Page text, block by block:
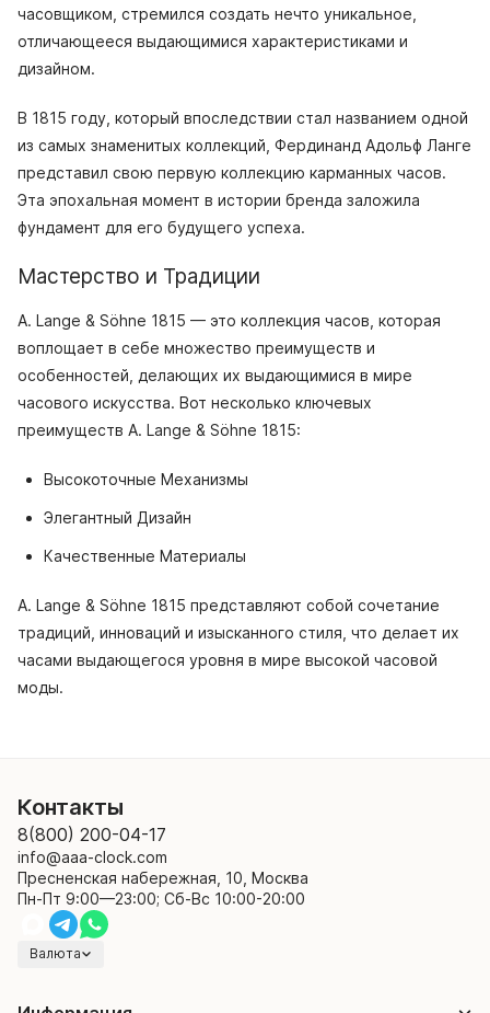
часовщиком, стремился создать нечто уникальное,
отличающееся выдающимися характеристиками и
дизайном.
В 1815 году, который впоследствии стал названием одной
из самых знаменитых коллекций, Фердинанд Адольф Ланге
представил свою первую коллекцию карманных часов.
Эта эпохальная момент в истории бренда заложила
фундамент для его будущего успеха.
Мастерство и Традиции
A. Lange & Söhne 1815 — это коллекция часов, которая
воплощает в себе множество преимуществ и
особенностей, делающих их выдающимися в мире
часового искусства. Вот несколько ключевых
преимуществ A. Lange & Söhne 1815:
Высокоточные Механизмы
Элегантный Дизайн
Качественные Материалы
A. Lange & Söhne 1815 представляют собой сочетание
традиций, инноваций и изысканного стиля, что делает их
часами выдающегося уровня в мире высокой часовой
моды.
Контакты
8(800) 200-04-17
info@aaa-clock.com
Пресненская набережная, 10, Москва
Пн-Пт 9:00—23:00; Сб-Вс 10:00-20:00
Валюта